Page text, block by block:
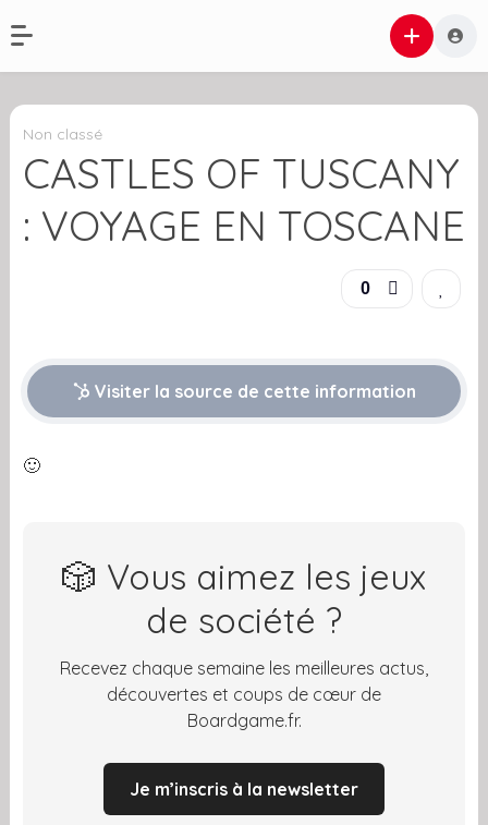
Non classé
CASTLES OF TUSCANY
: VOYAGE EN TOSCANE
0
Visiter la source de cette information
🙂
🎲 Vous aimez les jeux
de société ?
Recevez chaque semaine les meilleures actus,
découvertes et coups de cœur de
Boardgame.fr.
Je m’inscris à la newsletter